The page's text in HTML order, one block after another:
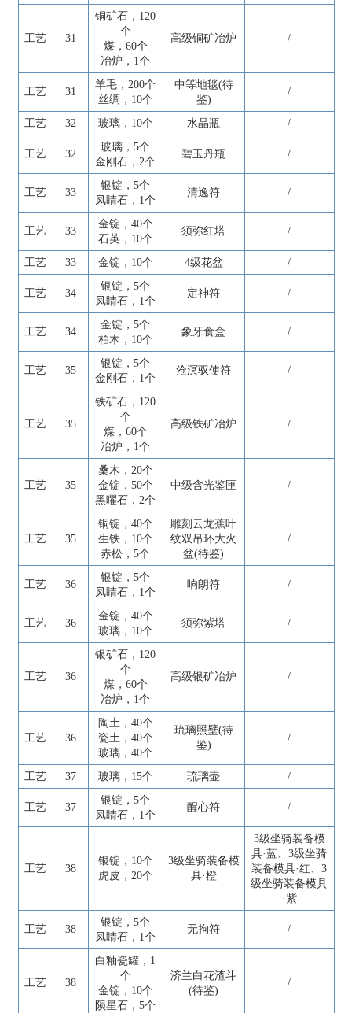
工艺 31
铜矿石，120
个
煤，60个
冶炉，1个
高级铜矿冶炉 /
工艺 31
羊毛，200个
丝绸，10个
中等地毯(待
鉴)
/
工艺 32 玻璃，10个 水晶瓶 /
工艺 32
玻璃，5个
金刚石，2个
碧玉丹瓶 /
工艺 33
银锭，5个
凤睛石，1个
清逸符 /
工艺 33
金锭，40个
石英，10个
须弥红塔 /
工艺 33 金锭，10个 4级花盆 /
工艺 34
银锭，5个
凤睛石，1个
定神符 /
工艺 34
金锭，5个
柏木，10个
象牙食盒 /
工艺 35
银锭，5个
金刚石，1个
沧溟驭使符 /
工艺 35
铁矿石，120
个
煤，60个
冶炉，1个
高级铁矿冶炉 /
工艺 35
桑木，20个
金锭，50个
黑曜石，2个
中级含光鉴匣 /
工艺 35
铜锭，40个
生铁，10个
赤松，5个
雕刻云龙蕉叶
纹双吊环大火
盆(待鉴)
/
工艺 36
银锭，5个
凤睛石，1个
响朗符 /
工艺 36
金锭，40个
玻璃，10个
须弥紫塔 /
工艺 36
银矿石，120
个
煤，60个
冶炉，1个
高级银矿冶炉 /
工艺 36
陶土，40个
瓷土，40个
玻璃，40个
琉璃照壁(待
鉴)
/
工艺 37 玻璃，15个 琉璃壶 /
工艺 37
银锭，5个
凤睛石，1个
醒心符 /
工艺 38
银锭，10个
虎皮，20个
3级坐骑装备模
具·橙
3级坐骑装备模
具·蓝、3级坐骑
装备模具·红、3
级坐骑装备模具
·紫
工艺 38
银锭，5个
凤睛石，1个
无拘符 /
工艺 38
白釉瓷罐，1
个
金锭，10个
陨星石，5个
济兰白花渣斗
(待鉴)
/